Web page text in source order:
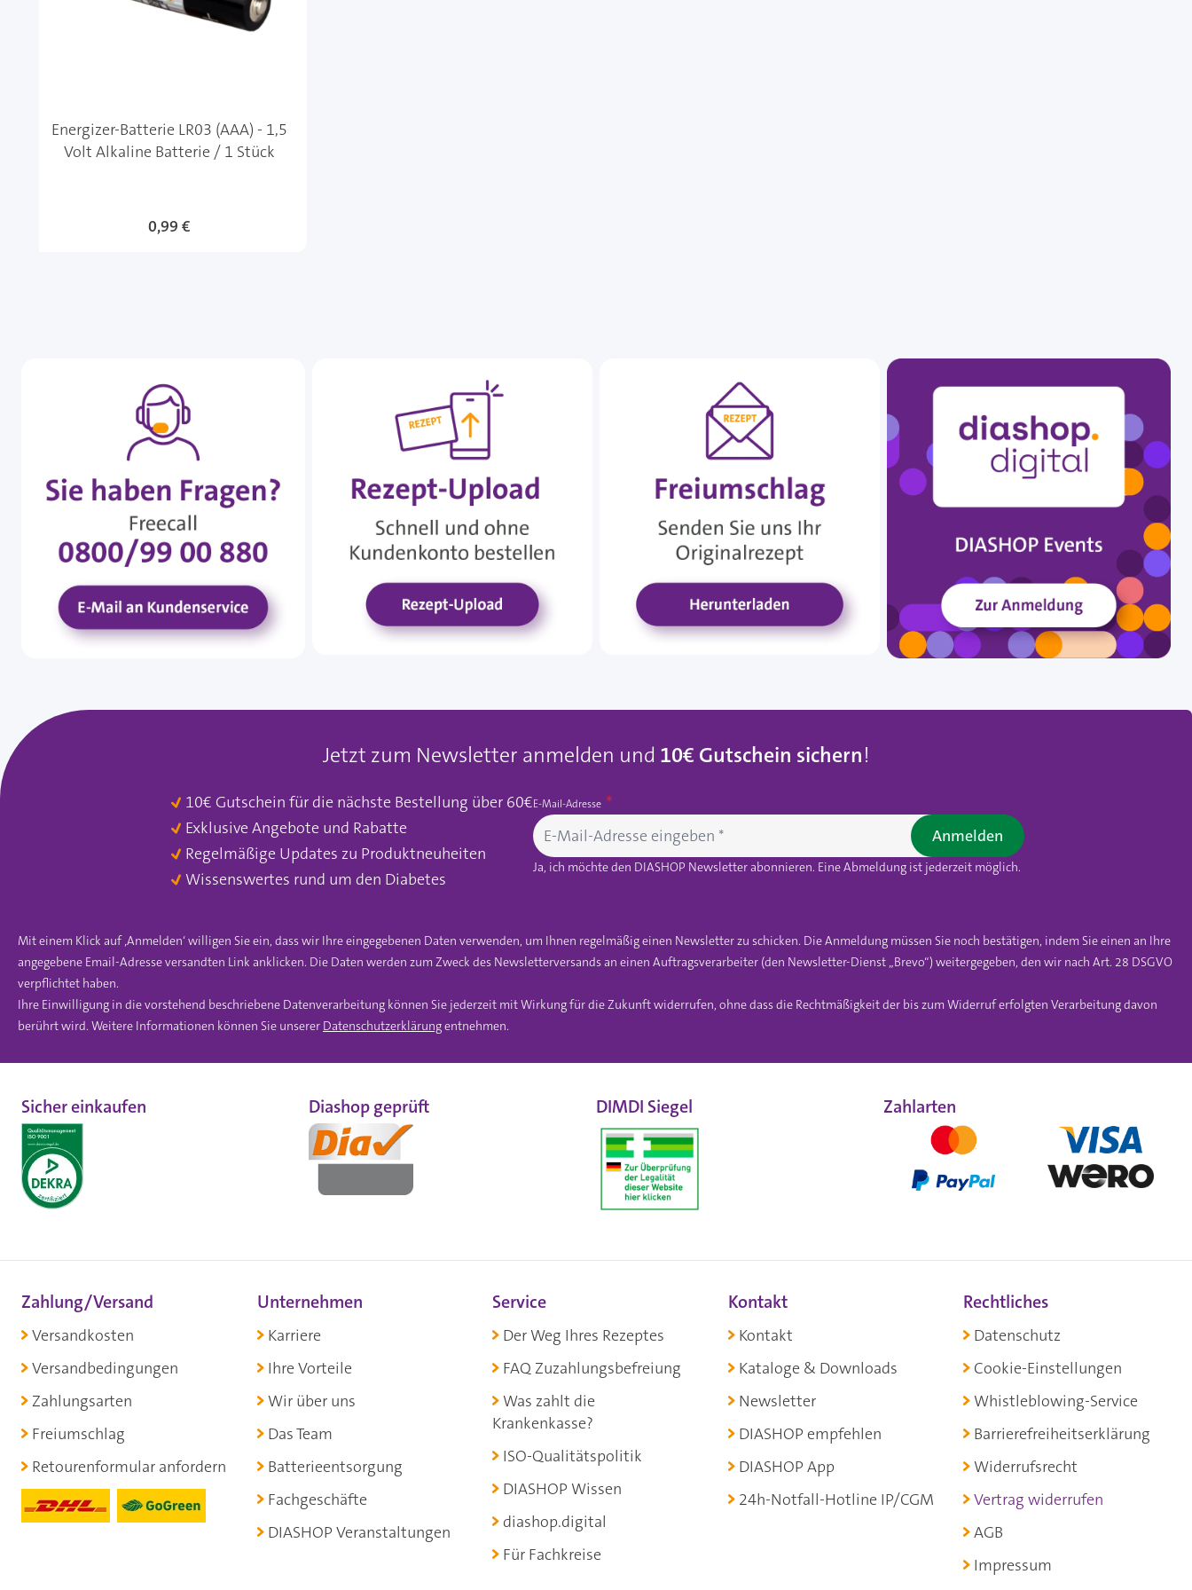
Energizer-Batterie LR03 (AAA) - 1,5
Volt Alkaline Batterie / 1 Stück
0,99 €
Jetzt zum Newsletter anmelden und 10€ Gutschein sichern!
10€ Gutschein für die nächste Bestellung über 60€
Exklusive Angebote und Rabatte
Regelmäßige Updates zu Produktneuheiten
Wissenswertes rund um den Diabetes
E-Mail-Adresse
Ja, ich möchte den DIASHOP Newsletter abonnieren. Eine Abmeldung ist jederzeit möglich.
Anmelden
Mit einem Klick auf ‚Anmelden‘ willigen Sie ein, dass wir Ihre eingegebenen Daten verwenden, um Ihnen regelmäßig einen Newsletter zu schicken. Die Anmeldung müssen Sie noch bestätigen, indem Sie einen an Ihre
angegebene Email-Adresse versandten Link anklicken. Die Daten werden zum Zweck des Newsletterversands an einen Auftragsverarbeiter (den Newsletter-Dienst „Brevo“) weitergegeben, den wir nach Art. 28 DSGVO
verpflichtet haben.
Ihre Einwilligung in die vorstehend beschriebene Datenverarbeitung können Sie jederzeit mit Wirkung für die Zukunft widerrufen, ohne dass die Rechtmäßigkeit der bis zum Widerruf erfolgten Verarbeitung davon
berührt wird. Weitere Informationen können Sie unserer Datenschutzerklärungentnehmen.
Sicher einkaufen Diashop geprüft DIMDI Siegel Zahlarten
Zahlung/Versand
Versandkosten
Versandbedingungen
Zahlungsarten
Freiumschlag
Retourenformular anfordern
Unternehmen
Karriere
Ihre Vorteile
Wir über uns
Das Team
Batterieentsorgung
Fachgeschäfte
DIASHOP Veranstaltungen
Service
Der Weg Ihres Rezeptes
FAQ Zuzahlungsbefreiung
Was zahlt die
Krankenkasse?
ISO-Qualitätspolitik
DIASHOP Wissen
diashop.digital
Für Fachkreise
Kontakt
Kontakt
Kataloge & Downloads
Newsletter
DIASHOP empfehlen
DIASHOP App
24h-Notfall-Hotline IP/CGM
Rechtliches
Datenschutz
Cookie-Einstellungen
Whistleblowing-Service
Barrierefreiheitserklärung
Widerrufsrecht
Vertrag widerrufen
AGB
Impressum